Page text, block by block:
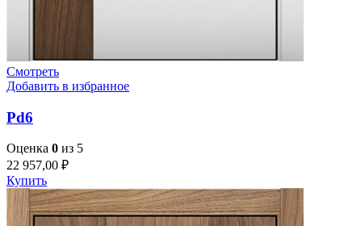
Смотреть
Добавить в избранное
Pd6
Оценка 0 из 5
22 957,00 ₽
Купить